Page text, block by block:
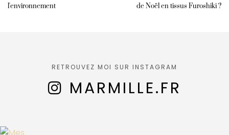
l'environnement
de Noël en tissus Furoshiki ?
RETROUVEZ MOI SUR INSTAGRAM
MARMILLE.FR